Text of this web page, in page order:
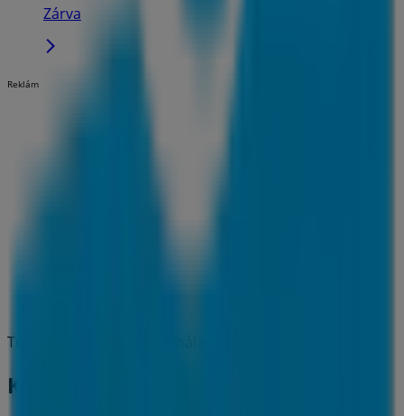
Zárva
Reklám
Tervezzük közzétenni a kínálatokat - K&H Bank
K&H Bank üzletek városai